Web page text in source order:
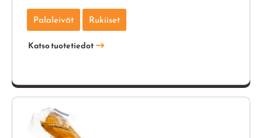
Palaleivät Rukiiset
Katso tuotetiedot